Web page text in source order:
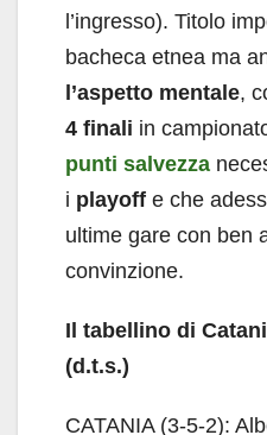
l’ingresso). Titolo
bacheca etnea ma
l’aspetto mentale,
4 finali in
punti salvezza
i playoff e che
ultime gare con ben
convinzione.
Il tabellino di
(d.t.s.)
CATANIA (3-5-2):